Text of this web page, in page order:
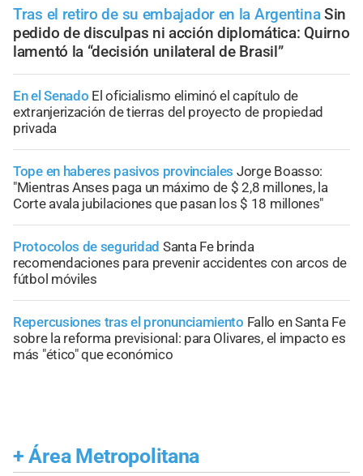
Tras el retiro de su embajador en la Argentina Sin
pedido de disculpas ni acción diplomática: Quirno
lamentó la “decisión unilateral de Brasil”
En el Senado El oficialismo eliminó el capítulo de
extranjerización de tierras del proyecto de propiedad
privada
Tope en haberes pasivos provinciales Jorge Boasso:
"Mientras Anses paga un máximo de $ 2,8 millones, la
Corte avala jubilaciones que pasan los $ 18 millones"
Protocolos de seguridad Santa Fe brinda
recomendaciones para prevenir accidentes con arcos de
fútbol móviles
Repercusiones tras el pronunciamiento Fallo en Santa Fe
sobre la reforma previsional: para Olivares, el impacto es
más "ético" que económico
+ Área Metropolitana